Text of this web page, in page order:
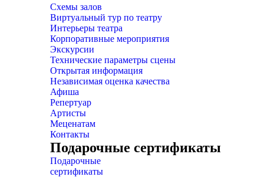
Схемы залов
Виртуальный тур по театру
Интерьеры театра
Корпоративные мероприятия
Экскурсии
Технические параметры сцены
Открытая информация
Независимая оценка качества
Афиша
Репертуар
Артисты
Меценатам
Контакты
Подарочные сертификаты
Подарочные
сертификаты